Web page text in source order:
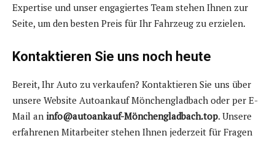
Expertise und unser engagiertes Team stehen Ihnen zur
Seite, um den besten Preis für Ihr Fahrzeug zu erzielen.
Kontaktieren Sie uns noch heute
Bereit, Ihr Auto zu verkaufen? Kontaktieren Sie uns über
unsere Website Autoankauf Mönchengladbach oder per E-
Mail an info@autoankauf-Mönchengladbach.top. Unsere
erfahrenen Mitarbeiter stehen Ihnen jederzeit für Fragen